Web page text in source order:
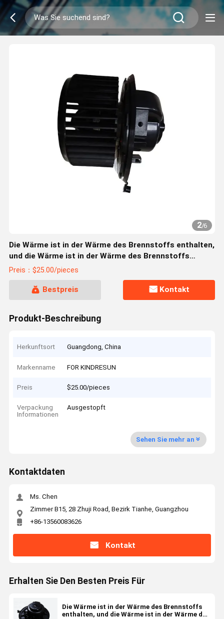
2/6
Die Wärme ist in der Wärme des Brennstoffs enthalten,
und die Wärme ist in der Wärme des Brennstoffs
enthalten.
Preis：$25.00/pieces
Bestpreis Kontakt
Produkt-Beschreibung
Herkunftsort Guangdong, China
Markenname FOR KINDRESUN
Preis $25.00/pieces
Verpackung
Informationen
Ausgestopft
Sehen Sie mehr an
Kontaktdaten
Ms. Chen
Zimmer B15, 28 Zhuji Road, Bezirk Tianhe, Guangzhou
+86-13560083626
Kontakt
Erhalten Sie Den Besten Preis Für
Die Wärme ist in der Wärme des Brennstoffs
enthalten, und die Wärme ist in der Wärme des